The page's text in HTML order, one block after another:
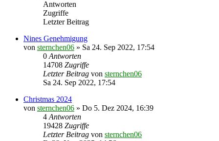
Antworten
Zugriffe
Letzter Beitrag
Nines Genehmigung
von sternchen06 » Sa 24. Sep 2022, 17:54
0 Antworten
14708 Zugriffe
Letzter Beitrag von sternchen06
Sa 24. Sep 2022, 17:54
Christmas 2024
von sternchen06 » Do 5. Dez 2024, 16:39
4 Antworten
19428 Zugriffe
Letzter Beitrag von sternchen06